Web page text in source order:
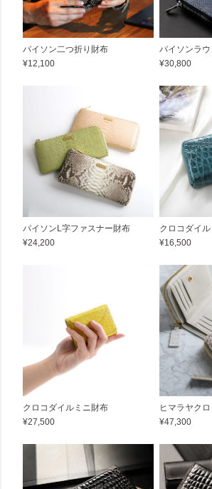
パイソン二つ折り財布
¥12,100
パイソンラ
¥30,800
パイソンL字ファスナー財布
¥24,200
クロコダイ
¥16,500
クロコダイルミニ財布
¥27,500
ヒマラヤク
¥47,300